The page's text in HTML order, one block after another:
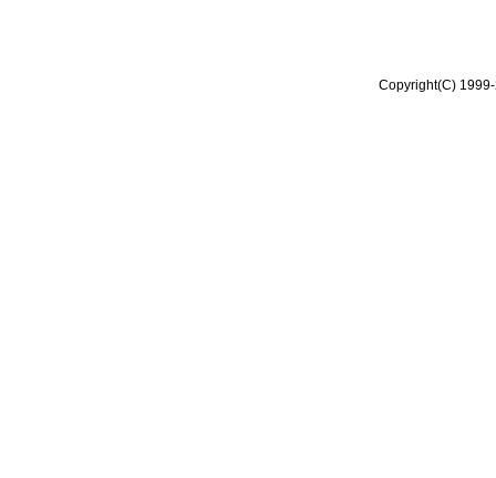
Copyright(C)